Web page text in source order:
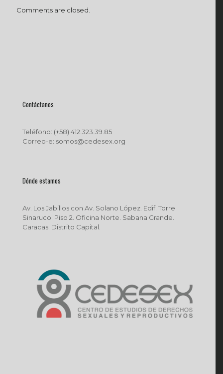
Comments are closed.
Contáctanos
Teléfono: (+58) 412.323.39.85
Correo-e: somos@cedesex.org
Dónde estamos
Av. Los Jabillos con Av. Solano López. Edif. Torre
Sinaruco. Piso 2. Oficina Norte. Sabana Grande.
Caracas. Distrito Capital.